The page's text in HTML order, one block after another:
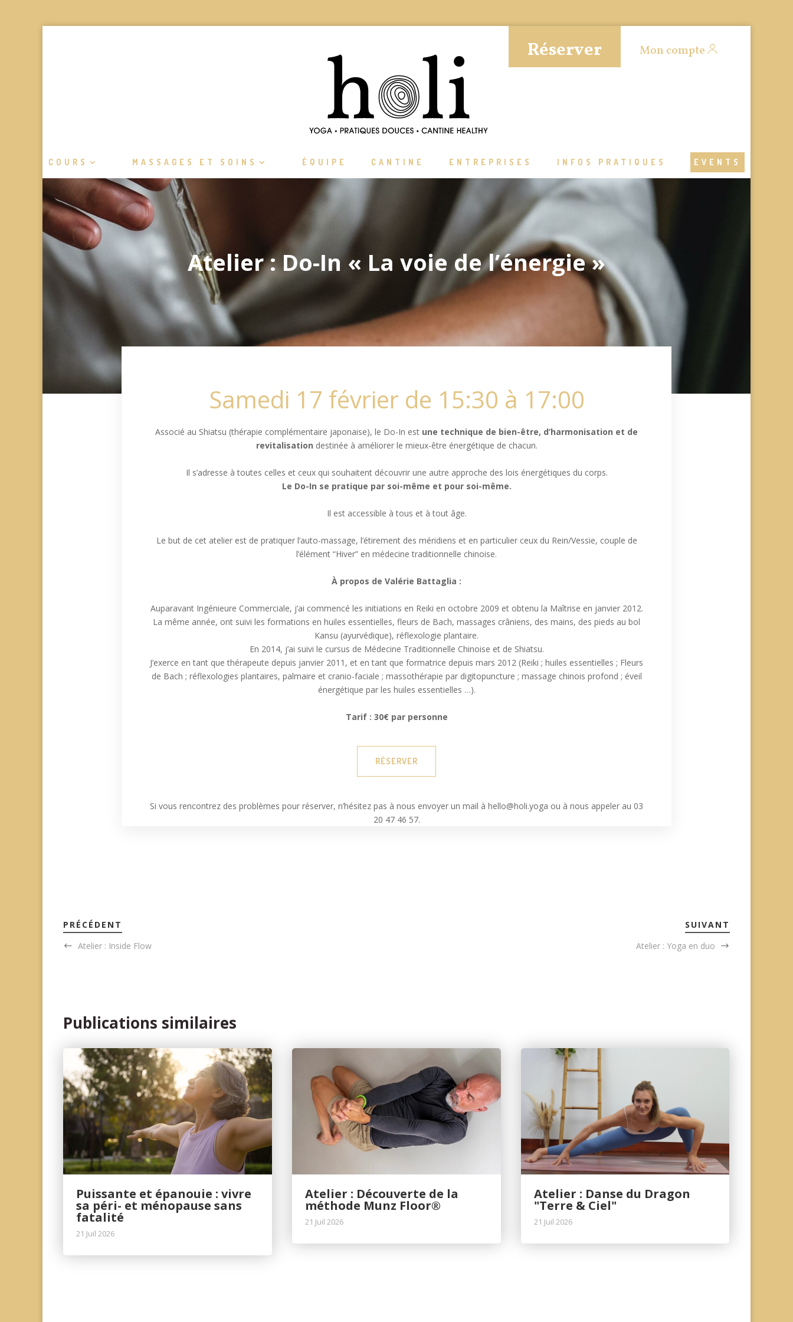
Réserver Mon compte
COURS MASSAGES ET SOINS ÉQUIPE CANTINE ENTREPRISES INFOS PRATIQUES EVENTS
Atelier : Do-In « La voie de l’énergie »
Samedi 17 février de 15:30 à 17:00
Associé au Shiatsu (thérapie complémentaire japonaise), le Do-In est une technique de bien-être, d’harmonisation et de
revitalisation destinée à améliorer le mieux-être énergétique de chacun.
Il s’adresse à toutes celles et ceux qui souhaitent découvrir une autre approche des lois énergétiques du corps.
Le Do-In se pratique par soi-même et pour soi-même.
Il est accessible à tous et à tout âge.
Le but de cet atelier est de pratiquer l’auto-massage, l’étirement des méridiens et en particulier ceux du Rein/Vessie, couple de
l’élément “Hiver” en médecine traditionnelle chinoise.
À propos de Valérie Battaglia :
Auparavant Ingénieure Commerciale, j’ai commencé les initiations en Reiki en octobre 2009 et obtenu la Maîtrise en janvier 2012.
La même année, ont suivi les formations en huiles essentielles, fleurs de Bach, massages crâniens, des mains, des pieds au bol
Kansu (ayurvédique), réflexologie plantaire.
En 2014, j’ai suivi le cursus de Médecine Traditionnelle Chinoise et de Shiatsu.
J’exerce en tant que thérapeute depuis janvier 2011, et en tant que formatrice depuis mars 2012 (Reiki ; huiles essentielles ; Fleurs
de Bach ; réflexologies plantaires, palmaire et cranio-faciale ; massothérapie par digitopuncture ; massage chinois profond ; éveil
énergétique par les huiles essentielles …).
Tarif : 30€ par personne
RÉSERVER
Si vous rencontrez des problèmes pour réserver, n’hésitez pas à nous envoyer un mail à hello@holi.yoga ou à nous appeler au 03
20 47 46 57.
PRÉCÉDENT
Atelier : Inside Flow
SUIVANT
Atelier : Yoga en duo
Publications similaires
Puissante et épanouie : vivre
sa péri- et ménopause sans
fatalité
21 Juil 2026
Atelier : Découverte de la
méthode Munz Floor®
21 Juil 2026
Atelier : Danse du Dragon
"Terre & Ciel"
21 Juil 2026